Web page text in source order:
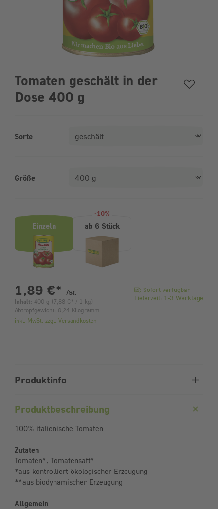
Tomaten geschält in der
Dose 400 g
Sorte
Größe
Einzeln
-10%
ab 6 Stück
1,89 €* /St.
Inhalt: 400 g ( 7,88 € * / 1 kg)
Abtropfgewicht: 0,24 Kilogramm
inkl. MwSt. zzgl. Versandkosten
Sofort verfügbar
Lieferzeit: 1-3 Werktage
Produktinfo
Produktbeschreibung
100% italienische Tomaten
Zutaten
Tomaten*, Tomatensaft*
*aus kontrolliert ökologischer Erzeugung
**aus biodynamischer Erzeugung
Allgemein